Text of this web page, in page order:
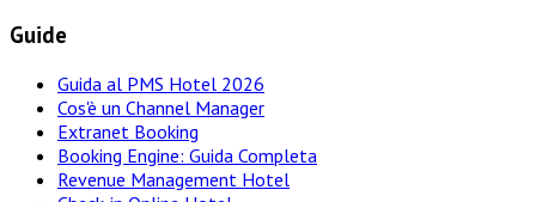
Guide
Guida al PMS Hotel 2026
Cos'è un Channel Manager
Extranet Booking
Booking Engine: Guida Completa
Revenue Management Hotel